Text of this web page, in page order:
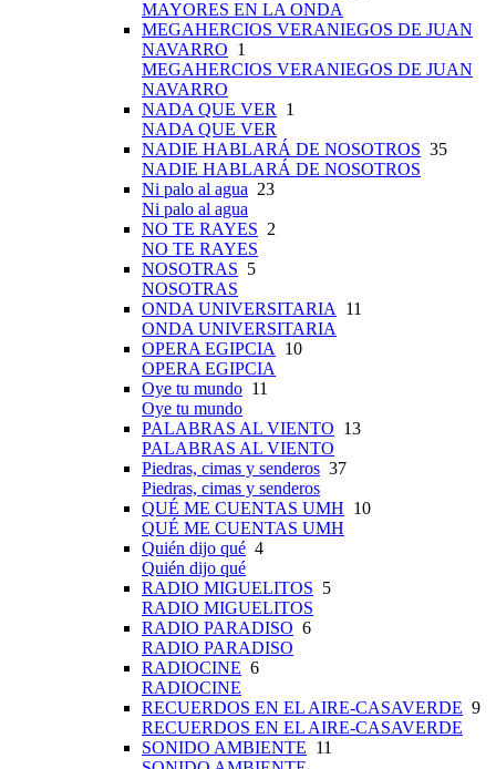
MAYORES EN LA ONDA
MEGAHERCIOS VERANIEGOS DE JUAN
NAVARRO 1
MEGAHERCIOS VERANIEGOS DE JUAN
NAVARRO
NADA QUE VER
1
NADA QUE VER
NADIE HABLARÁ DE NOSOTROS 35
NADIE HABLARÁ DE NOSOTROS
Ni palo al agua 23
Ni palo al agua
NO TE RAYES 2
NO TE RAYES
NOSOTRAS 5
NOSOTRAS
ONDA UNIVERSITARIA
11
ONDA UNIVERSITARIA
OPERA EGIPCIA
10
OPERA EGIPCIA
Oye tu mundo 11
Oye tu mundo
PALABRAS AL VIENTO 13
PALABRAS AL VIENTO
Piedras, cimas y senderos 37
Piedras, cimas y senderos
QUÉ ME CUENTAS UMH 10
QUÉ ME CUENTAS UMH
Quién dijo qué 4
Quién dijo qué
RADIO MIGUELITOS 5
RADIO MIGUELITOS
RADIO PARADISO 6
RADIO PARADISO
RADIOCINE 6
RADIOCINE
RECUERDOS EN EL AIRE-CASAVERDE 9
RECUERDOS EN EL AIRE-CASAVERDE
SONIDO AMBIENTE 11